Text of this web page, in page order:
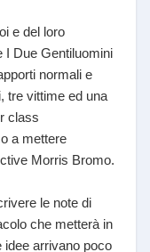
e del loro
I Due Gentiluomini
normali e
tre vittime ed una
class
a mettere
Morris Bromo.
le note di
che metterà in
idee arrivano poco